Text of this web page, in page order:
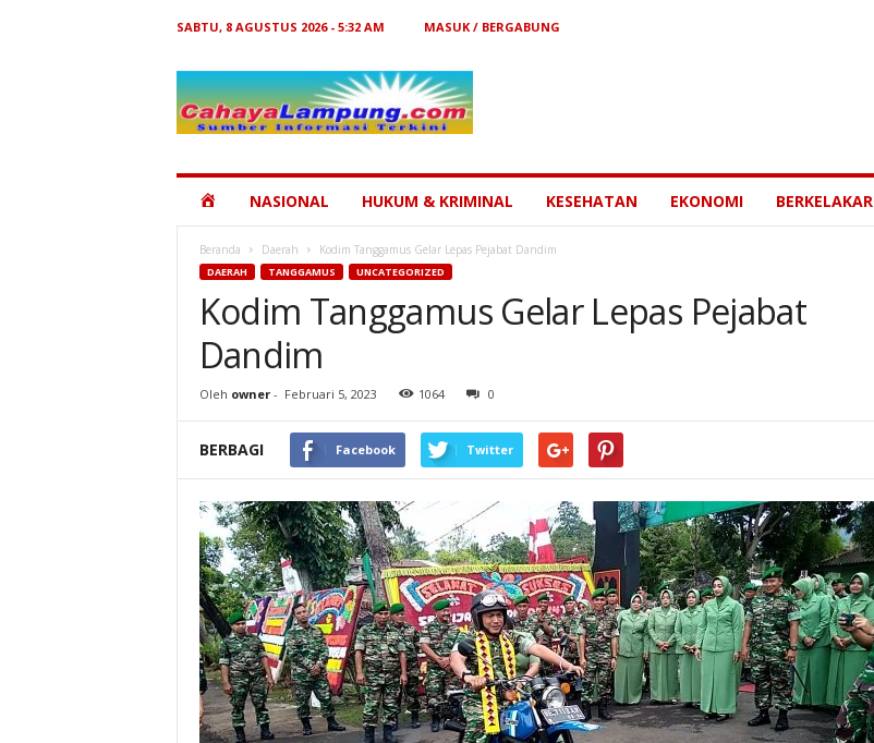
SABTU, 8 AGUSTUS 2026 - 5:32 AM
MASUK / BERGABUNG
Lampung
HOMENASIONAL HUKUM & KRIMINAL KESEHATAN EKONOMI BERKELAKAR
Beranda Daerah Kodim Tanggamus Gelar Lepas Pejabat Dandim
DAERAH TANGGAMUS UNCATEGORIZED
Kodim Tanggamus Gelar Lepas Pejabat
Dandim
Oleh owner- Februari 5, 2023 1064 0
BERBAGI Facebook Twitter